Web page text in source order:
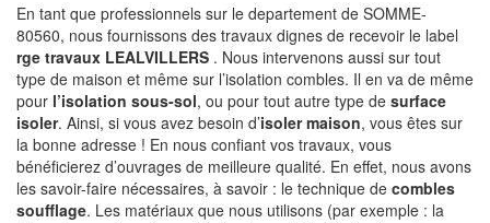
En tant que professionnels sur le departement de SOMME-
80560, nous fournissons des travaux dignes de recevoir le label
rge travaux LEALVILLERS . Nous intervenons aussi sur tout
type de maison et même sur l’isolation combles. Il en va de même
pour l’isolation sous-sol, ou pour tout autre type de surface
isoler. Ainsi, si vous avez besoin d’isoler maison, vous êtes sur
la bonne adresse ! En nous confiant vos travaux, vous
bénéficierez d’ouvrages de meilleure qualité. En effet, nous avons
les savoir-faire nécessaires, à savoir : le technique de combles
soufflage. Les matériaux que nous utilisons (par exemple : la